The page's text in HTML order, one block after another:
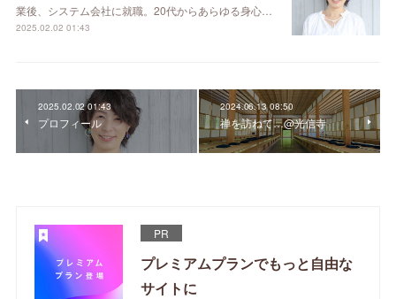
業後、システム会社に就職。20代からあらゆる身心…
2025.02.02 01:43
2025.02.02 01:43
プロフィール
2024.06.13 08:50
禅を訪ねて…@光信寺
PR
プレミアムプランでもっと自由な
サイトに